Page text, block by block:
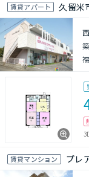
賃貸アパート 久留米
賃貸マンション プレ